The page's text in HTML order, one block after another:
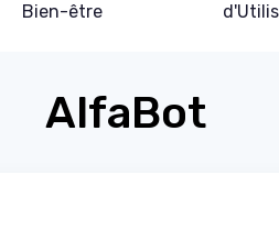
Bien-être
AlfaBot